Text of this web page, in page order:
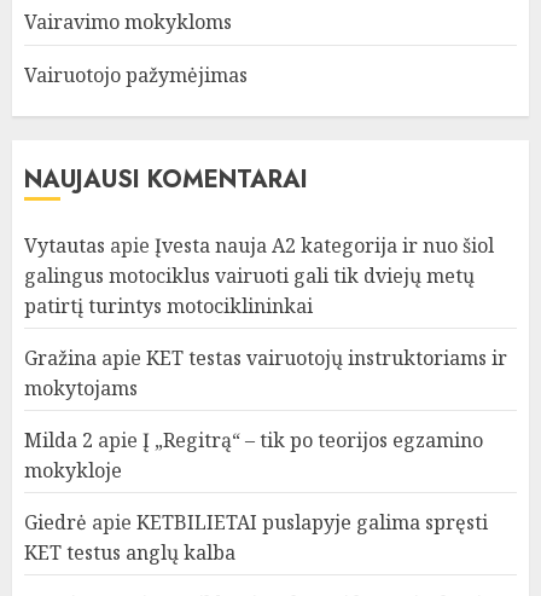
Vairavimo mokykloms
Vairuotojo pažymėjimas
NAUJAUSI KOMENTARAI
Vytautas apie Įvesta nauja A2 kategorija ir nuo šiol
galingus motociklus vairuoti gali tik dviejų metų
patirtį turintys motociklininkai
Gražina apie KET testas vairuotojų instruktoriams ir
mokytojams
Milda 2 apie Į „Regitrą“ – tik po teorijos egzamino
mokykloje
Giedrė apie KETBILIETAI puslapyje galima spręsti
KET testus anglų kalba